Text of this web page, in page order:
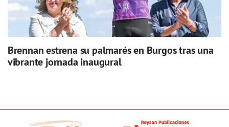
Brennan estrena su palmarés en Burgos tras una
vibrante jornada inaugural